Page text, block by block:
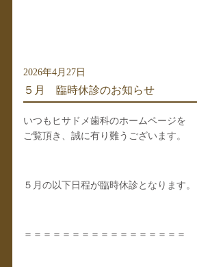
2026年4月27日
５月 臨時休診のお知らせ
いつもヒサドメ歯科のホームページを
ご覧頂き、誠に有り難うございます。
５月の以下日程が臨時休診となります。
＝＝＝＝＝＝＝＝＝＝＝＝＝＝＝＝＝